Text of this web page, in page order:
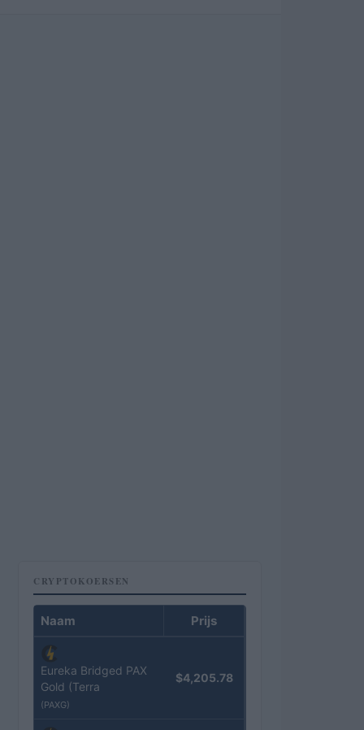
CRYPTOKOERSEN
Naam Prijs
Eureka Bridged PAX
Gold (Terra
(PAXG)
$4,205.78